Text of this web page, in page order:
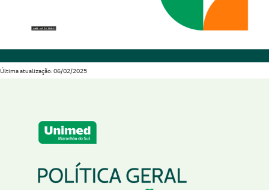
Última atualização: 06/02/2025